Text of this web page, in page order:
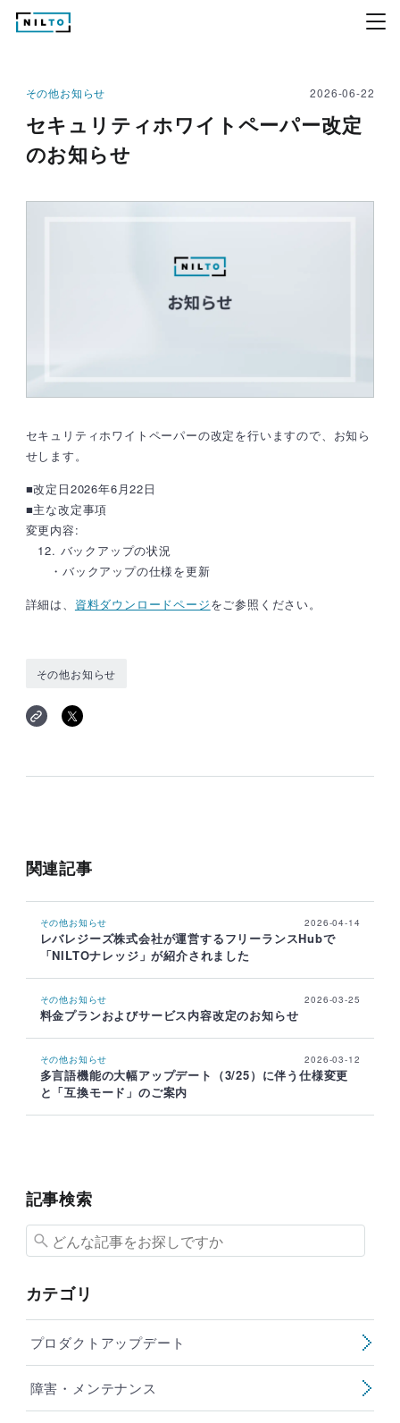
その他お知らせ 2026-06-22
セキュリティホワイトペーパー改定
のお知らせ
セキュリティホワイトペーパーの改定を行いますので、お知ら
せします。
■改定日2026年6月22日
■主な改定事項
変更内容:
12. バックアップの状況
・バックアップの仕様を更新
詳細は、 資料ダウンロードページをご参照ください。
その他お知らせ
関連記事
その他お知らせ 2026-04-14
レバレジーズ株式会社が運営するフリーランスHubで
「NILTOナレッジ」が紹介されました
その他お知らせ 2026-03-25
料金プランおよびサービス内容改定のお知らせ
その他お知らせ 2026-03-12
多言語機能の大幅アップデート（3/25）に伴う仕様変更
と「互換モード」のご案内
記事検索
カテゴリ
プロダクトアップデート
障害・メンテナンス